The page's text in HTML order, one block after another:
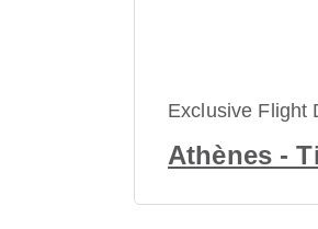
Exclusive Flight
Athènes -